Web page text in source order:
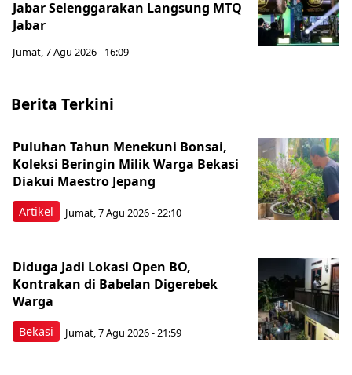
Jabar Selenggarakan Langsung MTQ
Jabar
Jumat, 7 Agu 2026 - 16:09
Berita Terkini
Artikel
Puluhan Tahun Menekuni Bonsai,
Koleksi Beringin Milik Warga Bekasi
Diakui Maestro Jepang
Jumat, 7 Agu 2026 - 22:10
Bekasi
Diduga Jadi Lokasi Open BO,
Kontrakan di Babelan Digerebek
Warga
Jumat, 7 Agu 2026 - 21:59